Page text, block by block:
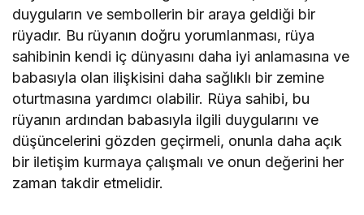
duyguların ve sembollerin bir araya geldiği bir
rüyadır. Bu rüyanın doğru yorumlanması, rüya
sahibinin kendi iç dünyasını daha iyi anlamasına ve
babasıyla olan ilişkisini daha sağlıklı bir zemine
oturtmasına yardımcı olabilir. Rüya sahibi, bu
rüyanın ardından babasıyla ilgili duygularını ve
düşüncelerini gözden geçirmeli, onunla daha açık
bir iletişim kurmaya çalışmalı ve onun değerini her
zaman takdir etmelidir.